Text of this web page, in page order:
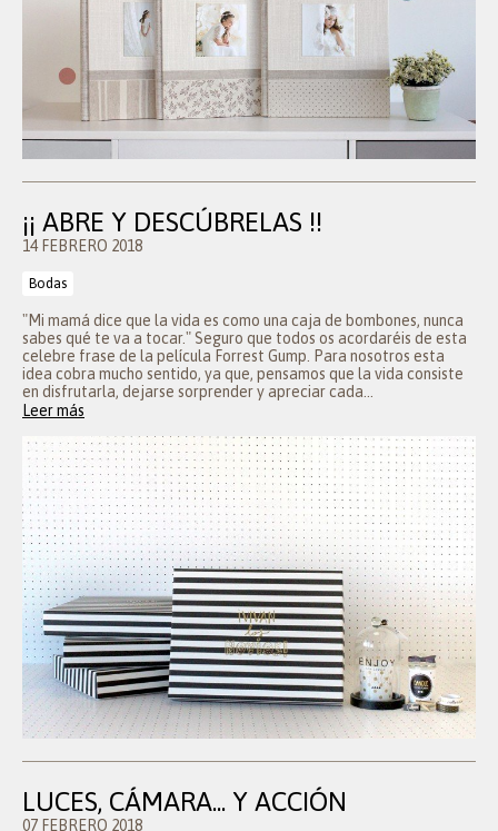
¡¡ ABRE Y DESCÚBRELAS !!
14 FEBRERO 2018
Bodas
"Mi mamá dice que la vida es como una caja de bombones, nunca
sabes qué te va a tocar." Seguro que todos os acordaréis de esta
celebre frase de la película Forrest Gump. Para nosotros esta
idea cobra mucho sentido, ya que, pensamos que la vida consiste
en disfrutarla, dejarse sorprender y apreciar cada...
Leer más
LUCES, CÁMARA... Y ACCIÓN
07 FEBRERO 2018